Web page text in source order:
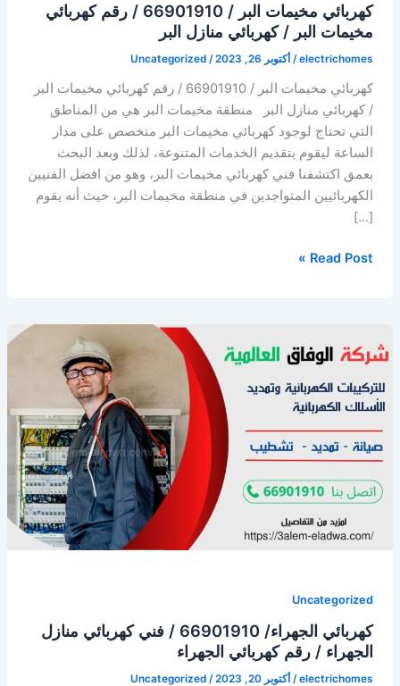
كهربائي مخيمات البر / 66901910 / رقم كهربائي
مخيمات البر / كهربائي منازل البر
electrichomes
/ أكتوبر 26, 2023 /
Uncategorized
كهربائي مخيمات البر / 66901910 / رقم كهربائي مخيمات البر
/ كهربائي منازل البر منطقة مخيمات البر هي من المناطق
التي تحتاج لوجود كهربائي مخيمات البر متخصص على مدار
الساعة ليقوم بتقديم الخدمات المتنوعة، لذلك وبعد البحث
بعمق اكتشفنا فني كهربائي مخيمات البر، وهو من افضل الفنيين
الكهربائيين المتواجدين في منطقة مخيمات البر، حيث أنه يقوم
[…]
كهربائي
/ رقم
كهربائي
مخيمات
البر
/
كهربائي
البر
Read Post »
Uncategorized
كهربائي الجهراء/ 66901910 / فني كهربائي منازل
الجهراء / رقم كهربائي الجهراء
electrichomes
/ أكتوبر 20, 2023 /
Uncategorized